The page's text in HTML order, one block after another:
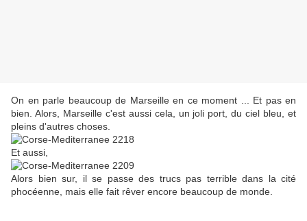
On en parle beaucoup de Marseille en ce moment ... Et pas en
bien. Alors, Marseille c'est aussi cela, un joli port, du ciel bleu, et
pleins d'autres choses.
Et aussi,
Alors bien sur, il se passe des trucs pas terrible dans la cité
phocéenne, mais elle fait rêver encore beaucoup de monde.